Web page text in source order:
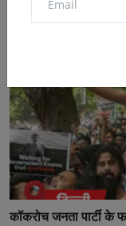
कॉकरोच जनता पार्टी के